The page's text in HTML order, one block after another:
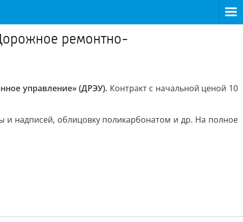
ремонтно-
управление» (ДРЭУ). Контракт с начальной ценой 10
надписей, облицовку поликарбонатом и др. На полное